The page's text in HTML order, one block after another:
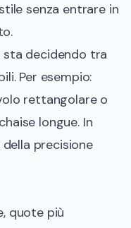
senza entrare in
sta decidendo tra
Per esempio:
rettangolare o
longue. In
precisione
quote più